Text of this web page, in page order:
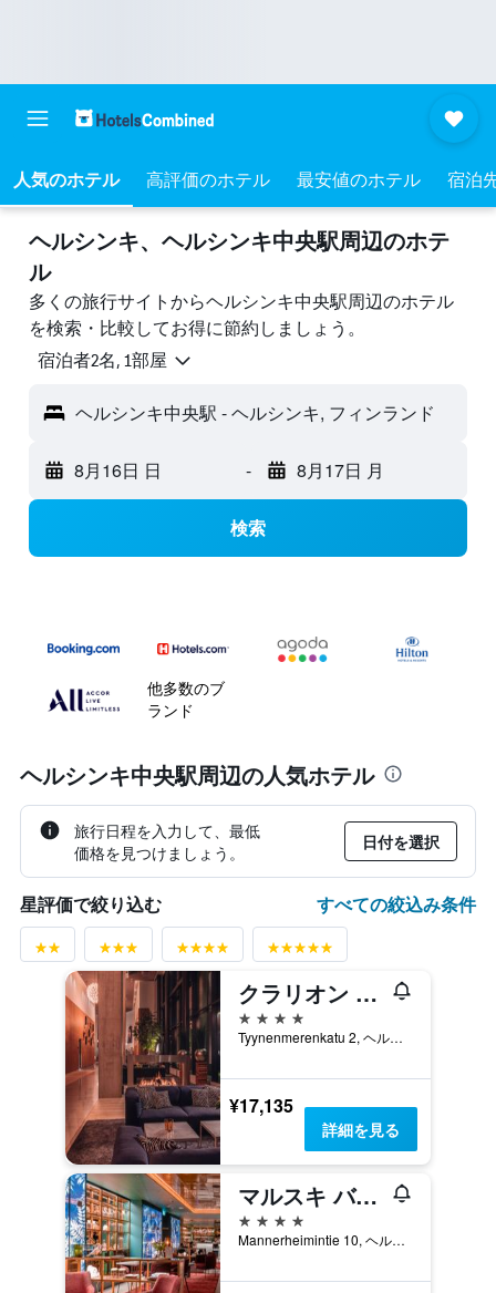
人気のホテル 高評価のホテル 最安値のホテル 宿泊
ヘルシンキ​、ヘルシンキ中央駅周辺のホテ
ル
多くの旅行サイトからヘルシンキ中央駅周辺のホテル
を検索・比較してお得に節約しましょう。
宿泊者2名, 1​部屋
ヘルシンキ中央駅 - ヘルシンキ, フィンランド
8月16日 日 - 8月17日 月
検索
他多数のブ
ランド
ヘルシンキ中央駅周辺の人気ホテル
旅行日程を入力して、最低
価格を見つけましょう。
日付を選択
星評価で絞り込む すべての絞込み条件
クラリオン ホテル ヘルシンキ
4つ星
Tyynenmerenkatu 2, ヘルシンキ, Uusimaa, フィンランド
¥17,135
詳細を見る
マルスキ バイ スカンディック
4つ星
Mannerheimintie 10, ヘルシンキ, Uusimaa, フィンランド